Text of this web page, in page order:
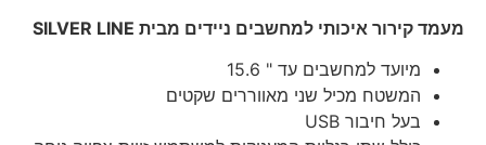
מעמד קירור איכותי למחשבים ניידים מבית SILVER LINE
מיועד למחשבים עד " 15.6
המשטח מכיל שני מאווררים שקטים
בעל חיבור USB